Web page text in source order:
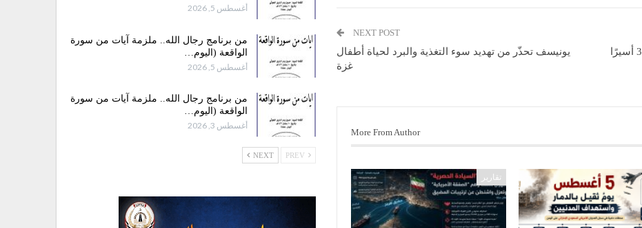
الاحتلال الإسرائيلي يجدد أوامر الاعتقال الإداري لـ 35 أسيرًا
NEXT POST
يونيسف تحذّر من تهديد سوء التغذية والبرد لحياة أطفال
غزة
More From Author
تقارير
أغسطس 5, 2026
من برنامج رجال الله.. ملزمة آيات من سورة
الواقعة (اليوم…
أغسطس 5, 2026
من برنامج رجال الله.. ملزمة آيات من سورة
الواقعة (اليوم…
أغسطس 3, 2026
NEXT